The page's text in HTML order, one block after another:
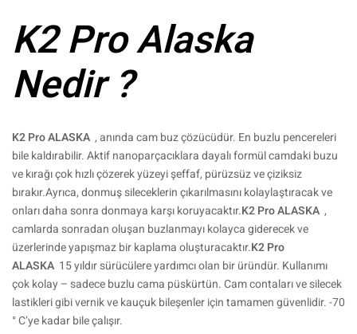
K2 Pro Alaska
Nedir ?
K2 Pro ALASKA , anında cam buz çözücüdür. En buzlu pencereleri
bile kaldırabilir. Aktif nanoparçacıklara dayalı formül camdaki buzu
ve kırağı çok hızlı çözerek yüzeyi şeffaf, pürüzsüz ve çiziksiz
bırakır.Ayrıca, donmuş sileceklerin çıkarılmasını kolaylaştıracak ve
onları daha sonra donmaya karşı koruyacaktır.K2 Pro ALASKA ,
camlarda sonradan oluşan buzlanmayı kolayca giderecek ve
üzerlerinde yapışmaz bir kaplama oluşturacaktır.K2 Pro
ALASKA 15 yıldır sürücülere yardımcı olan bir üründür. Kullanımı
çok kolay – sadece buzlu cama püskürtün. Cam contaları ve silecek
lastikleri gibi vernik ve kauçuk bileşenler için tamamen güvenlidir. -70
° C’ye kadar bile çalışır.